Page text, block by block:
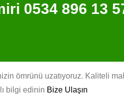
0534 896 13
ömrünü uzatıyoruz. Kaliteli
bilgi edinin Bize Ulaşın